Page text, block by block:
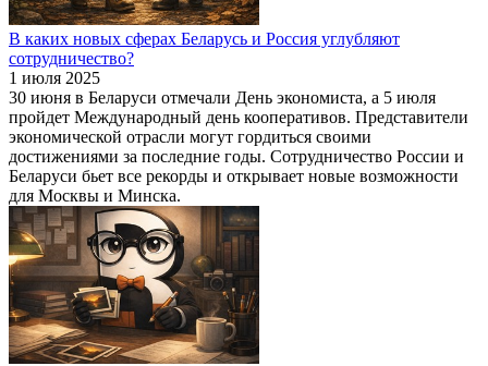
В каких новых сферах Беларусь и Россия углубляют
сотрудничество?
1 июля 2025
30 июня в Беларуси отмечали День экономиста, а 5 июля
пройдет Международный день кооперативов. Представители
экономической отрасли могут гордиться своими
достижениями за последние годы. Сотрудничество России и
Беларуси бьет все рекорды и открывает новые возможности
для Москвы и Минска.